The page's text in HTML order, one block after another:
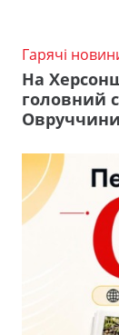
Гарячі
На
головний
Овруччини